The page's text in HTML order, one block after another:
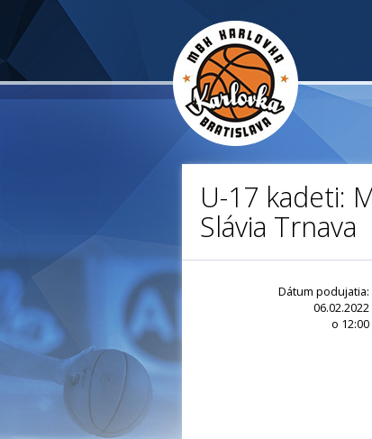
U-17 kadeti:
Slávia Trnava
Dátum podujatia:
06.02.2022
o 12:00